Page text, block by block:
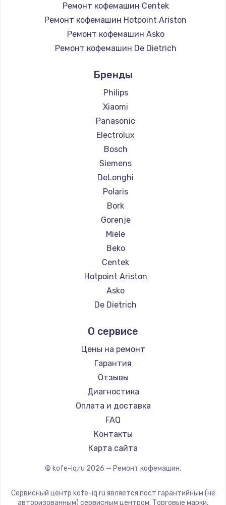
Ремонт кофемашин Centek
Ремонт кофемашин Hotpoint Ariston
Ремонт кофемашин Asko
Ремонт кофемашин De Dietrich
Ремонт кофемашин Ascaso
Ремонт кофемашин Jura
Ремонт кофемашин Olympia
Ремонт кофемашин Saeco
Ремонт кофемашин La Cimbali
Ремонт кофемашин WMF
Ремонт кофемашин Yamaguchi
Ремонт кофемашин Nivona
Ремонт кофемашин Astoria
Ремонт кофемашин JVC
Ремонт кофемашин Ariston
Ремонт кофемашин Grundig
Ремонт кофемашин ROCKET MOZZAFIATO
Ремонт кофемашин Vivitek
Ремонт кофемашин Thomson
Ремонт кофемашин Hisense
Ремонт кофемашин DELTA
Ремонт кофемашин Kyvol
Ремонт кофемашин RED solution
Ремонт кофемашин Bravilor Bonamat
Ремонт кофемашин Vard
Ремонт кофемашин Tuvio
Ремонт кофемашин Carrera
Ремонт кофемашин Supra
Бренды
Philips
Xiaomi
Panasonic
Electrolux
Bosch
Siemens
DeLonghi
Polaris
Bork
Gorenje
Miele
Beko
Centek
Hotpoint Ariston
Asko
De Dietrich
Ascaso
Jura
Olympia
Saeco
La Cimbali
WMF
Yamaguchi
Nivona
Astoria
ROCKET MOZZAFIATO
О сервисе
Цены на ремонт
Гарантия
Отзывы
Диагностика
Оплата и доставка
FAQ
Контакты
Карта сайта
© kofe-iq.ru 2026 — Ремонт кофемашин.
Сервисный центр kofe-iq.ru является пост гарантийным (не
авторизованным) сервисным центром. Торговые марки,